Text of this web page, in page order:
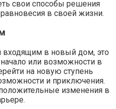
свои способы решения
в своей жизни.
входящим в новый дом, это
или возможности в
на новую ступень
и приключения.
изменения в